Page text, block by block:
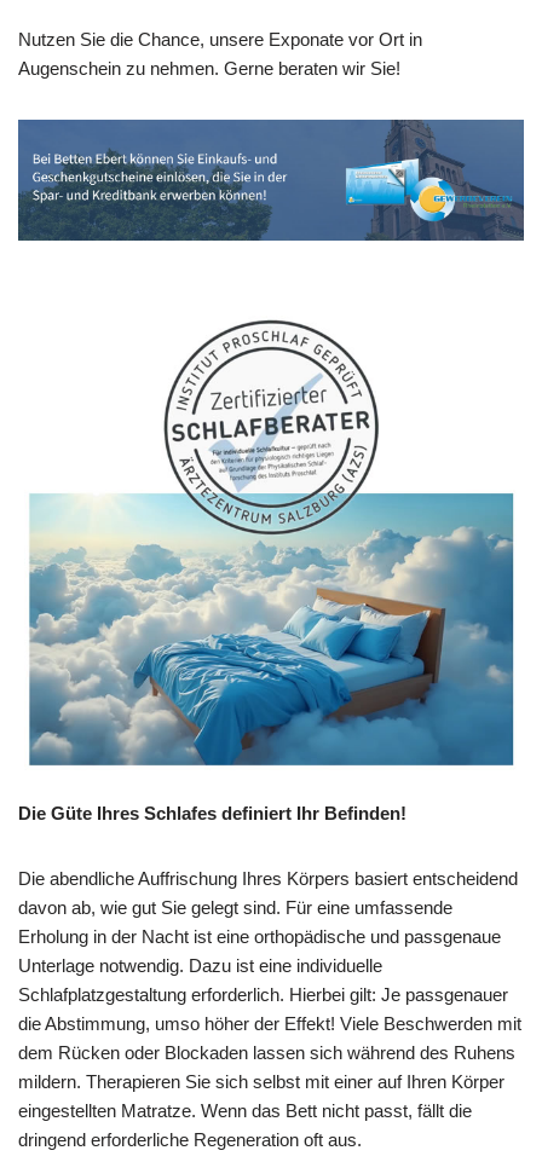
Nutzen Sie die Chance, unsere Exponate vor Ort in
Augenschein zu nehmen. Gerne beraten wir Sie!
Die Güte Ihres Schlafes definiert Ihr Befinden!
Die abendliche Auffrischung Ihres Körpers basiert entscheidend
davon ab, wie gut Sie gelegt sind. Für eine umfassende
Erholung in der Nacht ist eine orthopädische und passgenaue
Unterlage notwendig. Dazu ist eine individuelle
Schlafplatzgestaltung erforderlich. Hierbei gilt: Je passgenauer
die Abstimmung, umso höher der Effekt! Viele Beschwerden mit
dem Rücken oder Blockaden lassen sich während des Ruhens
mildern. Therapieren Sie sich selbst mit einer auf Ihren Körper
eingestellten Matratze. Wenn das Bett nicht passt, fällt die
dringend erforderliche Regeneration oft aus.